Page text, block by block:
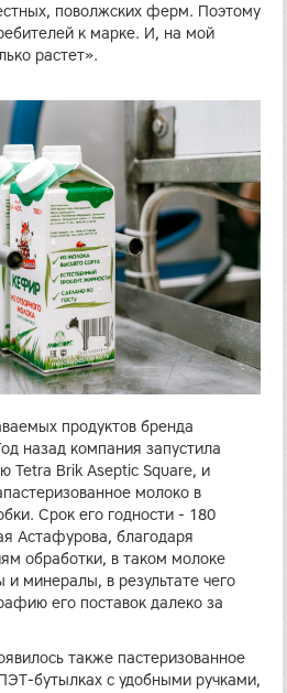
поволжских ферм. Поэтому
к марке. И, на мой
растет».
продуктов бренда
назад компания запустила
Tetra Brik Aseptic Square, и
молоко в
Срок его годности - 180
Астафурова, благодаря
обработки, в таком молоке
минералы, в результате чего
его поставок далеко за
также пастеризованное
бутылках с удобными ручками,